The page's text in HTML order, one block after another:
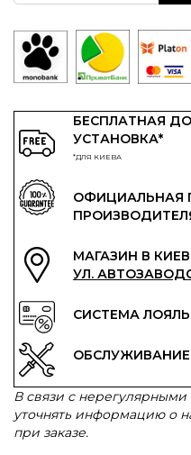
БЕСПЛАТНАЯ
УСТАНОВКА*
*ДЛЯ КИЕВА
ОФИЦИАЛЬНАЯ
МАГАЗИН В
УЛ.
СИСТЕМА
ОБСЛУЖИВАНИЕ
В связи с
уточнять информацию о
при заказе.